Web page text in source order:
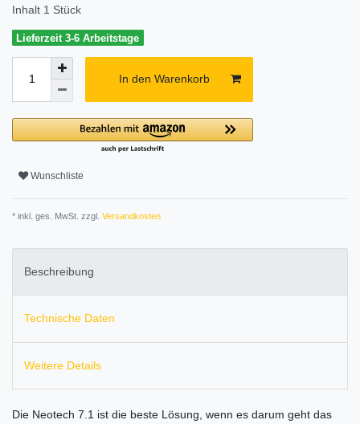
Inhalt 1 Stück
Lieferzeit 3-6 Arbeitstage
In den Warenkorb
Wunschliste
* inkl. ges. MwSt. zzgl. Versandkosten
Beschreibung
Technische Daten
Weitere Details
Die Neotech 7.1 ist die beste Lösung, wenn es darum geht das